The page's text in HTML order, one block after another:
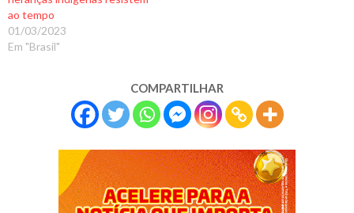
ao tempo
01/03/2023
Em "Brasil"
COMPARTILHAR